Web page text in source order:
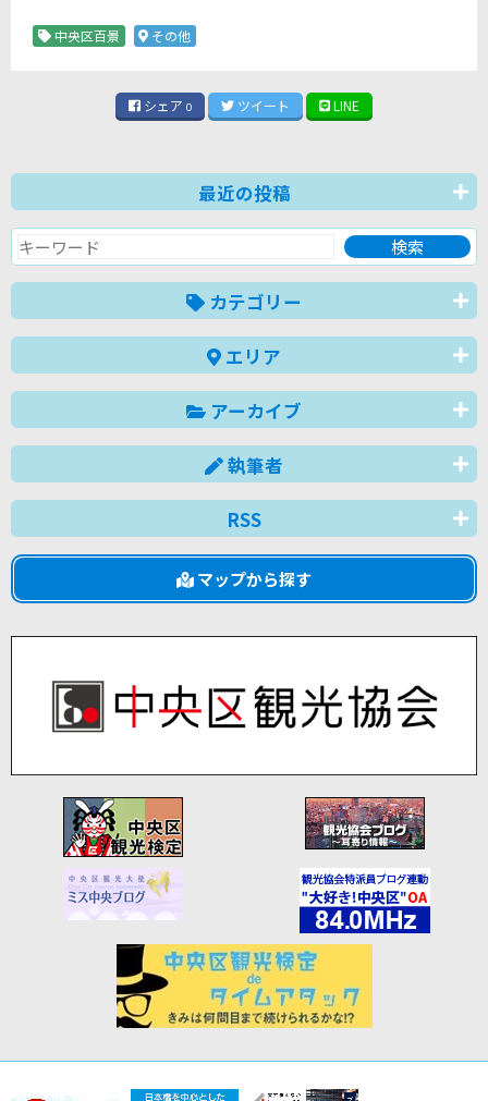
中央区百景 その他
シェア 0 ツイート LINE
最近の投稿
カテゴリー
エリア
アーカイブ
執筆者
RSS
マップから探す